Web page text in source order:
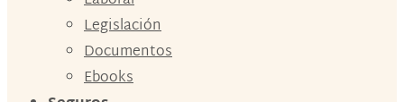
Legislación
Documentos
Ebooks